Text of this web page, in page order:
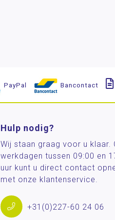
PayPal Bancontact
Hulp nodig?
Wij staan graag voor u klaar.
werkdagen tussen 09:00 en
uur kunt u direct contact
met onze klantenservice.
+31(0)227-60 24 06